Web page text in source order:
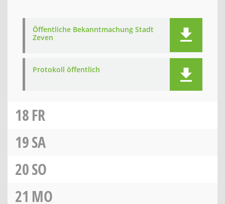
Öffentliche Bekanntmachung Stadt
Zeven
Protokoll öffentlich
18FR
19SA
20SO
21 MO